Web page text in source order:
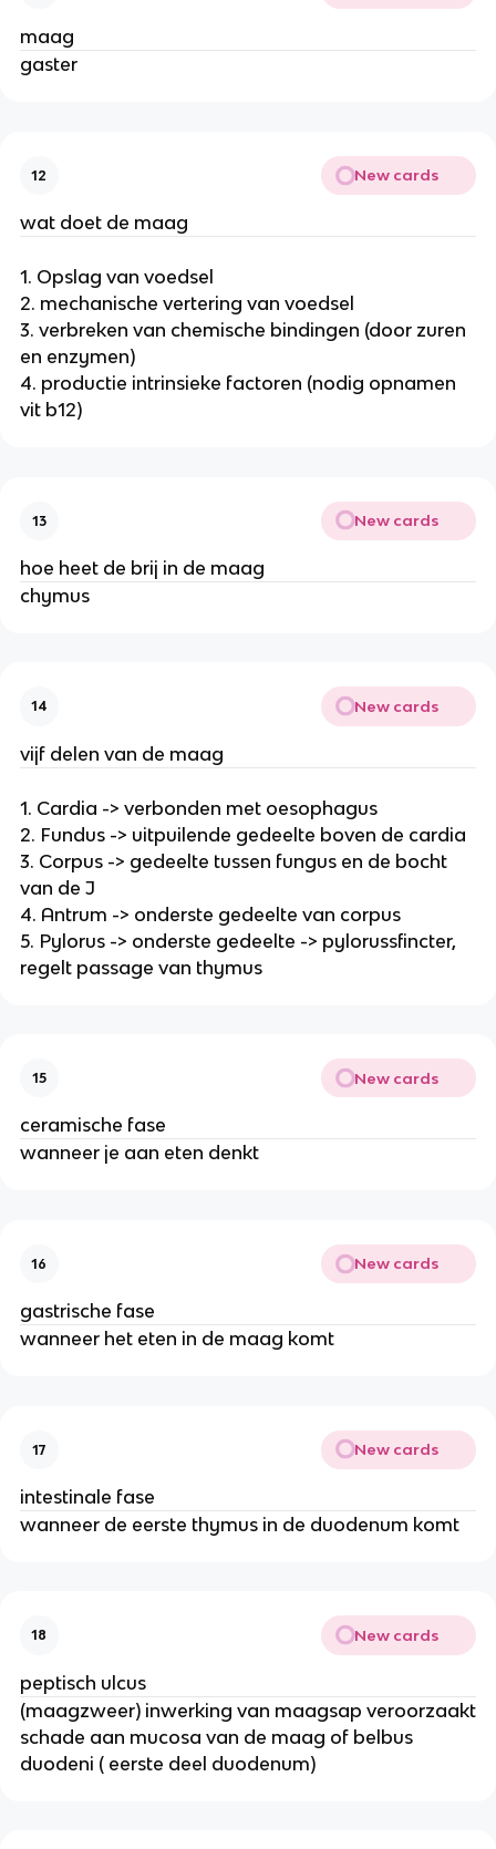
maag
gaster
12 New cards
wat doet de maag
1. Opslag van voedsel
2. mechanische vertering van voedsel
3. verbreken van chemische bindingen (door zuren
en enzymen)
4. productie intrinsieke factoren (nodig opnamen
vit b12)
13 New cards
hoe heet de brij in de maag
chymus
14 New cards
vijf delen van de maag
1. Cardia -> verbonden met oesophagus
2. Fundus -> uitpuilende gedeelte boven de cardia
3. Corpus -> gedeelte tussen fungus en de bocht
van de J
4. Antrum -> onderste gedeelte van corpus
5. Pylorus -> onderste gedeelte -> pylorussfincter,
regelt passage van thymus
15 New cards
ceramische fase
wanneer je aan eten denkt
16 New cards
gastrische fase
wanneer het eten in de maag komt
17 New cards
intestinale fase
wanneer de eerste thymus in de duodenum komt
18 New cards
peptisch ulcus
(maagzweer) inwerking van maagsap veroorzaakt
schade aan mucosa van de maag of belbus
duodeni ( eerste deel duodenum)